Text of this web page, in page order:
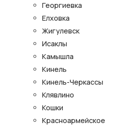
Георгиевка
Елховка
Жигулевск
Исаклы
Камышла
Кинель
Кинель-Черкассы
Клявлино
Кошки
Красноармейское